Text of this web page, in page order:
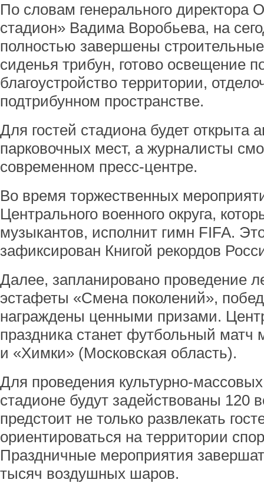
По словам генерального
стадион» Вадима Воробьева, на
полностью завершены
сиденья трибун, готово освещение
благоустройство территории,
подтрибунном пространстве.
Для гостей стадиона будет открыта
парковочных мест, а журналисты
современном пресс-центре.
Во время торжественных
Центрального военного округа,
музыкантов, исполнит гимн FIFA.
зафиксирован Книгой рекордов
Далее, запланировано проведение
эстафеты «Смена поколений»,
награждены ценными призами.
праздника станет футбольный
и «Химки» (Московская область).
Для проведения культурно-
стадионе будут задействованы 120
предстоит не только развлекать
ориентироваться на территории
Праздничные мероприятия
тысяч воздушных шаров.